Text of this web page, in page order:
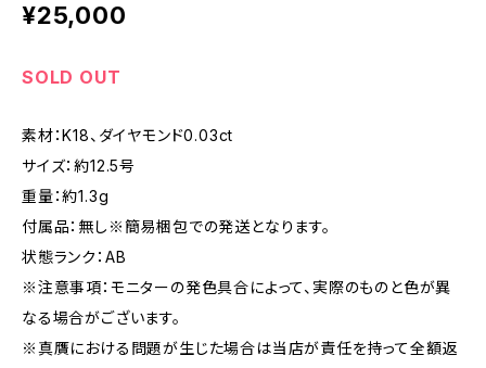
¥25,000
SOLD OUT
素材：K18、ダイヤモンド0.03ct
サイズ：約12.5号
重量：約1.3g
付属品：無し※簡易梱包での発送となります。
状態ランク：AB
※注意事項：モニターの発色具合によって、実際のものと色が異
なる場合がございます。
※真贋における問題が生じた場合は当店が責任を持って全額返